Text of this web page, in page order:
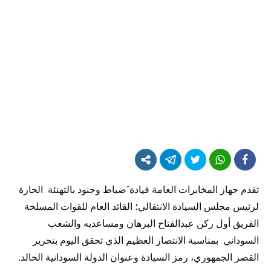
تقدم جهاز المخابرات العامة قيادة َضباط وجنود بالتهنئة الحارة
لرئيس مجلس السيادة الانتقالي؛ القائد العام للقوات المسلحة
الفريق أول ركن عبدالفتاح البرهان ومساعديه والشعب
السوداني بمناسبة الانتصار العظيم الذي تحقق اليوم بتحرير
القصر الجمهوري، رمز السيادة وعنوان الدولة السودانية الخالد.